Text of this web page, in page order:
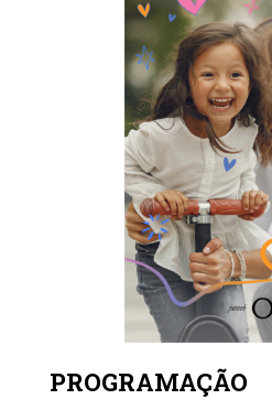
PROGRAMAÇÃO
close